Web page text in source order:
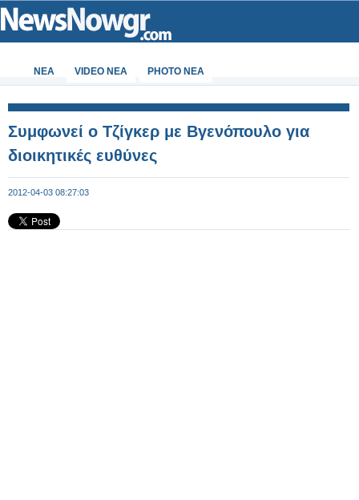
ΝΕΑ VIDEO NEA PHOTO NEA
Συμφωνεί ο Τζίγκερ με Βγενόπουλο για
διοικητικές ευθύνες
2012-04-03 08:27:03